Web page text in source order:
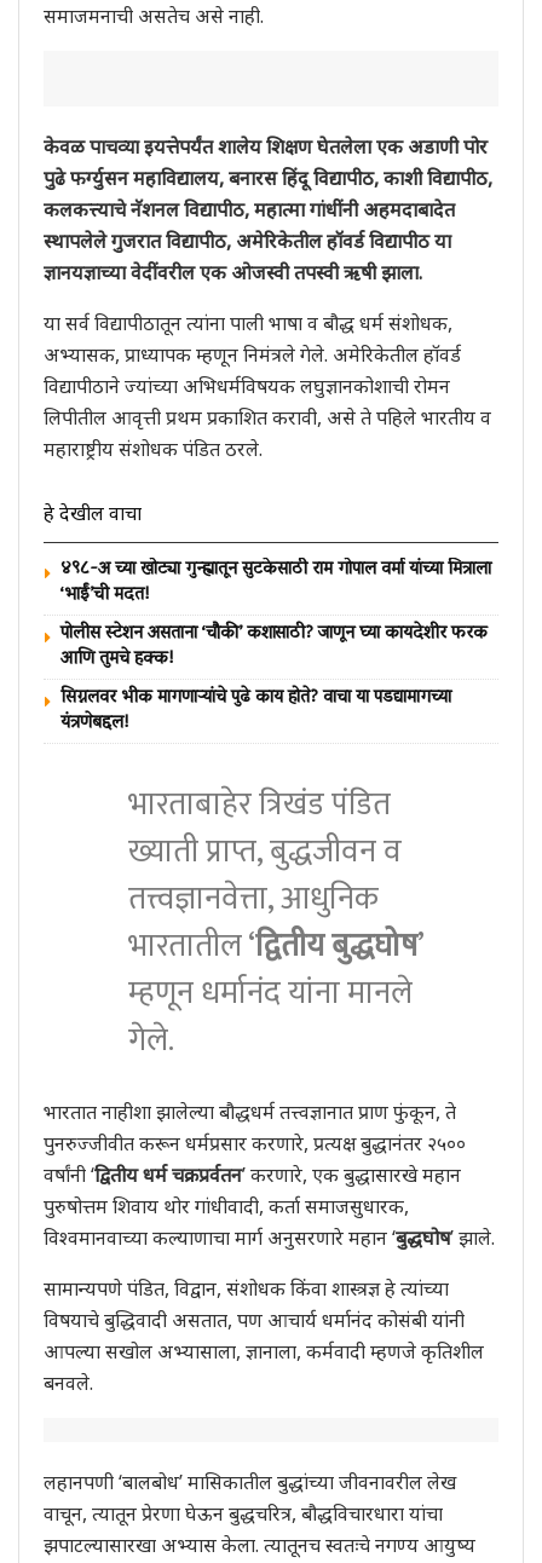
समाजमनाची असतेच असे नाही.
केवळ पाचव्या इयत्तेपर्यंत शालेय शिक्षण घेतलेला एक अडाणी पोर
पुढे फर्ग्युसन महाविद्यालय, बनारस हिंदू विद्यापीठ, काशी विद्यापीठ,
कलकत्त्याचे नॅशनल विद्यापीठ, महात्मा गांधींनी अहमदाबादेत
स्थापलेले गुजरात विद्यापीठ, अमेरिकेतील हॉवर्ड विद्यापीठ या
ज्ञानयज्ञाच्या वेदींवरील एक ओजस्वी तपस्वी ऋषी झाला.
या सर्व विद्यापीठातून त्यांना पाली भाषा व बौद्ध धर्म संशोधक,
अभ्यासक, प्राध्यापक म्हणून निमंत्रले गेले. अमेरिकेतील हॉवर्ड
विद्यापीठाने ज्यांच्या अभिधर्मविषयक लघुज्ञानकोशाची रोमन
लिपीतील आवृत्ती प्रथम प्रकाशित करावी, असे ते पहिले भारतीय व
महाराष्ट्रीय संशोधक पंडित ठरले.
हे देखील वाचा
४९८-अ च्या खोट्या गुन्ह्यातून सुटकेसाठी राम गोपाल वर्मा यांच्या मित्राला
‘भाईं’ची मदत!
पोलीस स्टेशन असताना ‘चौकी’ कशासाठी? जाणून घ्या कायदेशीर फरक
आणि तुमचे हक्क!
सिग्नलवर भीक मागणाऱ्यांचे पुढे काय होते? वाचा या पडद्यामागच्या
यंत्रणेबद्दल!
भारताबाहेर त्रिखंड पंडित
ख्याती प्राप्त, बुद्धजीवन व
तत्त्वज्ञानवेत्ता, आधुनिक
भारतातील ‘द्वितीय बुद्धघोष’
म्हणून धर्मानंद यांना मानले
गेले.
भारतात नाहीशा झालेल्या बौद्धधर्म तत्त्वज्ञानात प्राण फुंकून, ते
पुनरुज्जीवीत करून धर्मप्रसार करणारे, प्रत्यक्ष बुद्धानंतर २५००
वर्षांनी ‘द्वितीय धर्म चक्रप्रर्वतन’ करणारे, एक बुद्धासारखे महान
पुरुषोत्तम शिवाय थोर गांधीवादी, कर्ता समाजसुधारक,
विश्‍वमानवाच्या कल्याणाचा मार्ग अनुसरणारे महान ‘बुद्धघोष’ झाले.
सामान्यपणे पंडित, विद्वान, संशोधक किंवा शास्त्रज्ञ हे त्यांच्या
विषयाचे बुद्धिवादी असतात, पण आचार्य धर्मानंद कोसंबी यांनी
आपल्या सखोल अभ्यासाला, ज्ञानाला, कर्मवादी म्हणजे कृतिशील
बनवले.
लहानपणी ‘बालबोध’ मासिकातील बुद्धांच्या जीवनावरील लेख
वाचून, त्यातून प्रेरणा घेऊन बुद्धचरित्र, बौद्धविचारधारा यांचा
झपाटल्यासारखा अभ्यास केला. त्यातूनच स्वतःचे नगण्य आयुष्य